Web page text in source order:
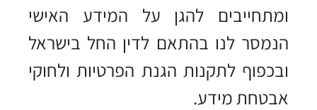
ומתחייבים להגן על המידע האישי
הנמסר לנו בהתאם לדין החל בישראל
ובכפוף לתקנות הגנת הפרטיות ולחוקי
אבטחת מידע.